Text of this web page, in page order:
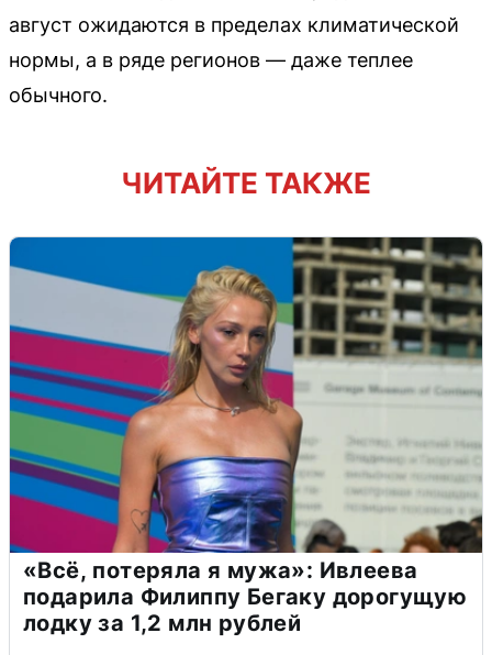
август ожидаются в пределах климатической
нормы, а в ряде регионов — даже теплее
обычного.
ЧИТАЙТЕ ТАКЖЕ
«Всё, потеряла я мужа»: Ивлеева
подарила Филиппу Бегаку дорогущую
лодку за 1,2 млн рублей